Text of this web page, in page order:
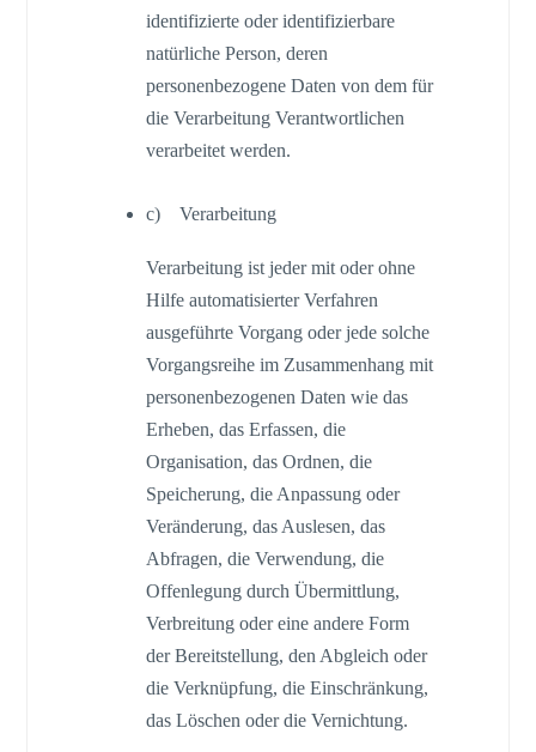
identifizierte oder identifizierbare
natürliche Person, deren
personenbezogene Daten von dem für
die Verarbeitung Verantwortlichen
verarbeitet werden.
c) Verarbeitung
Verarbeitung ist jeder mit oder ohne
Hilfe automatisierter Verfahren
ausgeführte Vorgang oder jede solche
Vorgangsreihe im Zusammenhang mit
personenbezogenen Daten wie das
Erheben, das Erfassen, die
Organisation, das Ordnen, die
Speicherung, die Anpassung oder
Veränderung, das Auslesen, das
Abfragen, die Verwendung, die
Offenlegung durch Übermittlung,
Verbreitung oder eine andere Form
der Bereitstellung, den Abgleich oder
die Verknüpfung, die Einschränkung,
das Löschen oder die Vernichtung.